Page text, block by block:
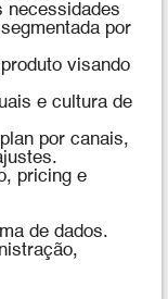
necessidades
por
visando
e cultura de
por canais,
pricing e
de dados.